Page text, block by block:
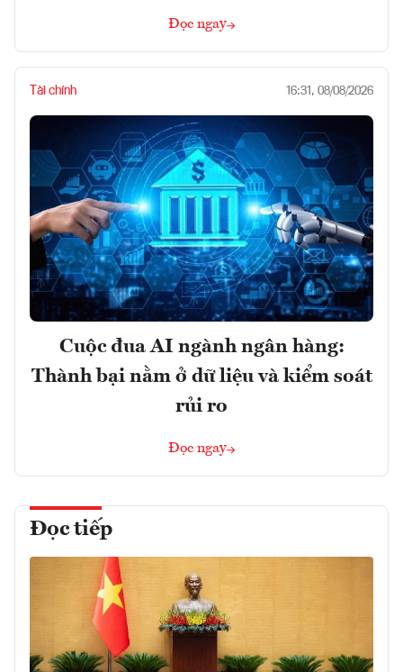
Đọc ngay
Tài chính 16:31, 08/08/2026
Cuộc đua AI ngành ngân hàng:
Thành bại nằm ở dữ liệu và kiểm soát
rủi ro
Đọc ngay
Đọc tiếp